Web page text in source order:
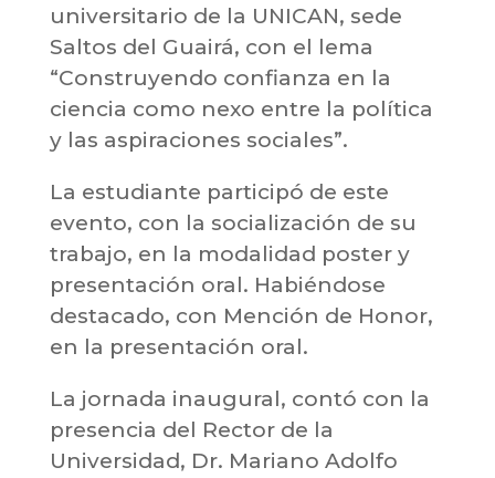
universitario de la UNICAN, sede
Saltos del Guairá, con el lema
“Construyendo confianza en la
ciencia como nexo entre la política
y las aspiraciones sociales”.
La estudiante participó de este
evento, con la socialización de su
trabajo, en la modalidad poster y
presentación oral. Habiéndose
destacado, con Mención de Honor,
en la presentación oral.
La jornada inaugural, contó con la
presencia del Rector de la
Universidad, Dr. Mariano Adolfo